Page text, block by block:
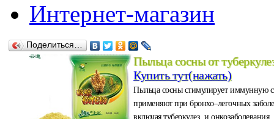
Интернет-магазин
Поделиться…
Пыльца сосны от
Купить тут(нажать)
Пыльца сосны стимулирует иммунную
применяют при бронхо–легочных
включая туберкулез, и онкозаболевания.